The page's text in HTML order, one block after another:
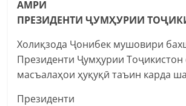
АМРИ
ПРЕЗИДЕНТИ ҶУМҲУРИИ
Холиқзода Ҷонибек мушовири
Президенти Ҷумҳурии Тоҷикистон
масъалаҳои ҳуқуқӣ таъин карда
Президенти